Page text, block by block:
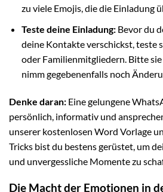
zu viele Emojis, die die Einladung
Teste deine Einladung:Bevor du
deine Kontakte verschickst, teste
oder Familienmitgliedern. Bitte sie
nimm gegebenenfalls noch
Denke daran: Eine gelungene
persönlich, informativ und
unserer kostenlosen Word Vorlage
Tricks bist du bestens gerüstet, um
und unvergessliche Momente zu
Die Macht der Emotionen in